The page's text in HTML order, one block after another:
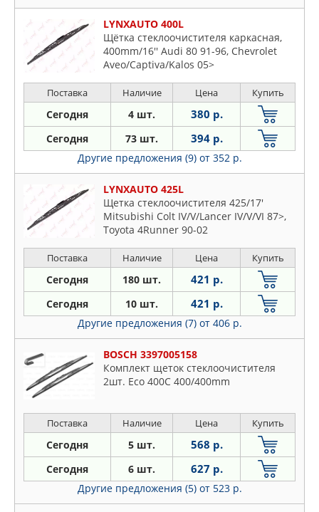
LYNXAUTO 400L
Щётка стеклоочистителя каркасная,
400mm/16'' Audi 80 91-96, Chevrolet
Aveo/Captiva/Kalos 05>
Поставка Наличие Цена Купить
Сегодня 4 шт. 380 р.
Сегодня 73 шт. 394 р.
Другие предложения (9) от 352 р.
LYNXAUTO 425L
Щетка стеклоочистителя 425/17'
Mitsubishi Colt IV/V/Lancer IV/V/VI 87>,
Toyota 4Runner 90-02
Поставка Наличие Цена Купить
Сегодня 180 шт. 421 р.
Сегодня 10 шт. 421 р.
Другие предложения (7) от 406 р.
BOSCH 3397005158
Комплект щеток стеклоочистителя
2шт. Eco 400C 400/400mm
Поставка Наличие Цена Купить
Сегодня 5 шт. 568 р.
Сегодня 6 шт. 627 р.
Другие предложения (5) от 523 р.